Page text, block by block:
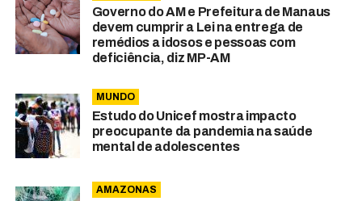
Governo do AM e Prefeitura de Manaus
devem cumprir a Lei na entrega de
remédios a idosos e pessoas com
deficiência, diz MP-AM
MUNDO
Estudo do Unicef mostra impacto
preocupante da pandemia na saúde
mental de adolescentes
AMAZONAS